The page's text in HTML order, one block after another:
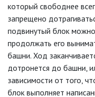
который свободнее
запрещено
подвинутый блок
продолжать его
башни. Ход
дотронется до башни,
зависимости от того,
блок выполняет